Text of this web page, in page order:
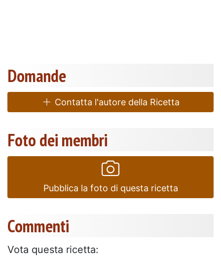
Domande
Contatta l'autore della Ricetta
Foto dei membri
Pubblica la foto di questa ricetta
Commenti
Vota questa ricetta: